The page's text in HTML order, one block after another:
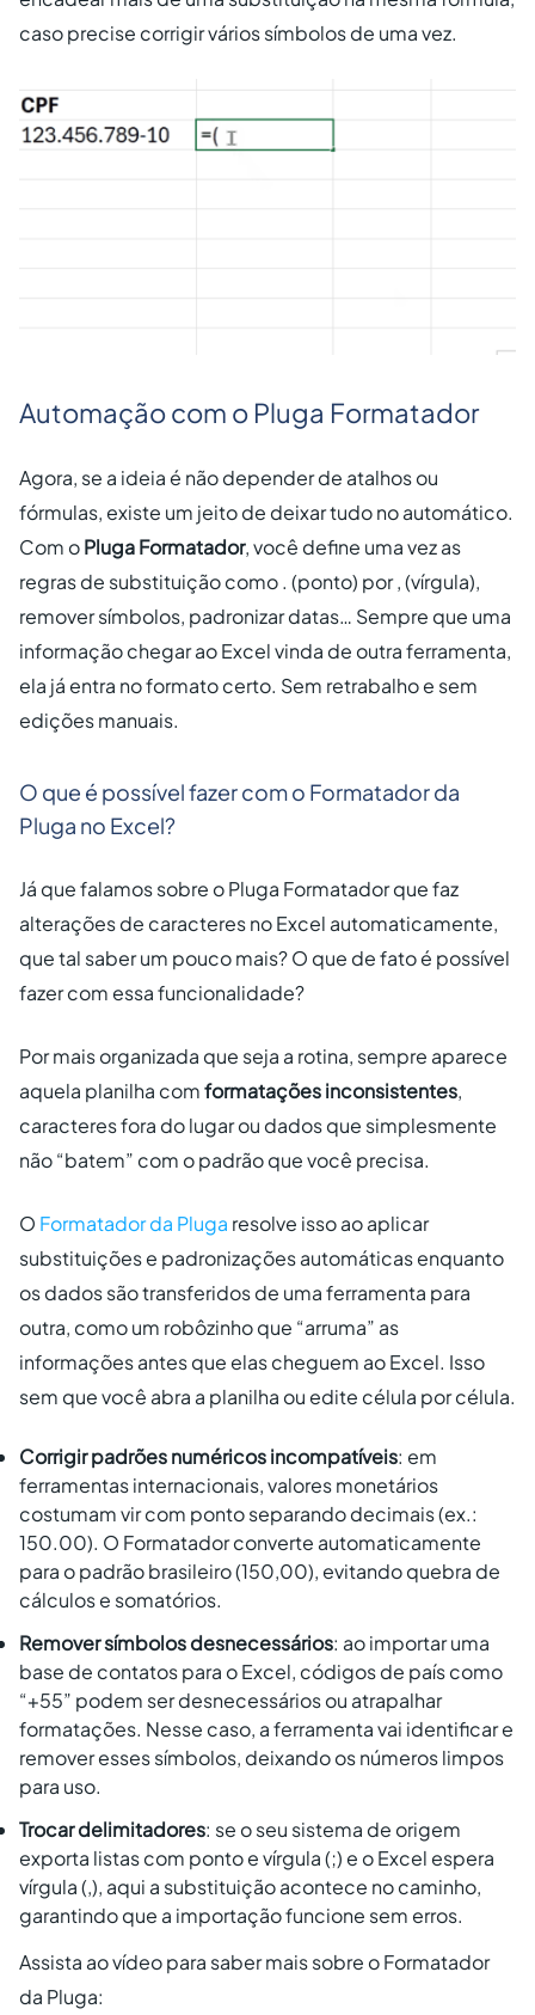
caso precise corrigir vários símbolos de uma vez.
Automação com o Pluga Formatador
Agora, se a ideia é não depender de atalhos ou
fórmulas, existe um jeito de deixar tudo no automático.
Com oPluga Formatador, você define uma vez as
regras de substituição como . (ponto) por , (vírgula),
remover símbolos, padronizar datas… Sempre que uma
informação chegar ao Excel vinda de outra ferramenta,
ela já entra no formato certo. Sem retrabalho e sem
edições manuais.
O que é possível fazer com o Formatador da
Pluga no Excel?
Já que falamos sobre o Pluga Formatador que faz
alterações de caracteres no Excel automaticamente,
que tal saber um pouco mais? O que de fato é possível
fazer com essa funcionalidade?
Por mais organizada que seja a rotina, sempre aparece
aquela planilha comformatações inconsistentes,
caracteres fora do lugar ou dados que simplesmente
não “batem” com o padrão que você precisa.
O Formatador da Pluga resolve isso ao aplicar
substituições e padronizações automáticas enquanto
os dados são transferidos de uma ferramenta para
outra, como um robôzinho que “arruma” as
informações antes que elas cheguem ao Excel. Isso
sem que você abra a planilha ou edite célula por célula.
Corrigir padrões numéricos incompatíveis: em
ferramentas internacionais, valores monetários
costumam vir com ponto separando decimais (ex.:
150.00). O Formatador converte automaticamente
para o padrão brasileiro (150,00), evitando quebra de
cálculos e somatórios.
Remover símbolos desnecessários: ao importar uma
base de contatos para o Excel, códigos de país como
“+55” podem ser desnecessários ou atrapalhar
formatações. Nesse caso, a ferramenta vai identificar e
remover esses símbolos, deixando os números limpos
para uso.
Trocar delimitadores: se o seu sistema de origem
exporta listas com ponto e vírgula (;) e o Excel espera
vírgula (,), aqui a substituição acontece no caminho,
garantindo que a importação funcione sem erros.
Assista ao vídeo para saber mais sobre o Formatador
da Pluga: